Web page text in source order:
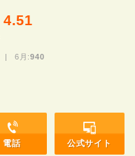
4.51
| 6月:940
電話 公式サイト